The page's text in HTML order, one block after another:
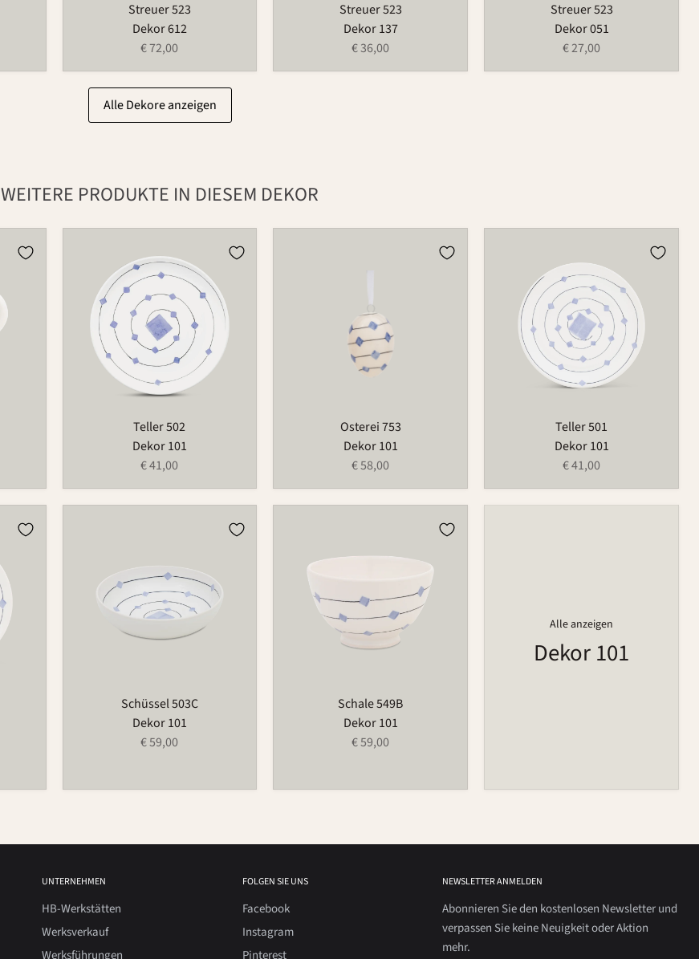
Streuer 523
Dekor 612
€ 72,00
Streuer 523
Dekor 137
€ 36,00
Streuer 523
Dekor 051
€ 27,00
Alle Dekore anzeigen
WEITERE PRODUKTE IN DIESEM DEKOR
Teller 502
Dekor 101
€ 41,00
Osterei 753
Dekor 101
€ 58,00
Teller 501
Dekor 101
€ 41,00
Schüssel 503C
Dekor 101
€ 59,00
Schale 549B
Dekor 101
€ 59,00
Alle anzeigen
Dekor 101
UNTERNEHMEN
HB-Werkstätten
Werksverkauf
Werksführungen
FOLGEN SIE UNS
Facebook
Instagram
Pinterest
NEWSLETTER ANMELDEN
Abonnieren Sie den kostenlosen Newsletter und
verpassen Sie keine Neuigkeit oder Aktion
mehr.